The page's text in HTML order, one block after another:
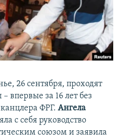
26 сентября, проходят
впервые за 16 лет без
ФРГ. Ангела
с себя руководство
союзом и заявила